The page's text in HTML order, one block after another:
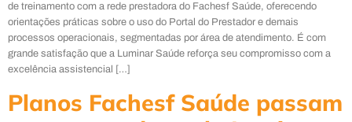
de treinamento com a rede prestadora do Fachesf Saúde, oferecendo
orientações práticas sobre o uso do Portal do Prestador e demais
processos operacionais, segmentadas por área de atendimento. É com
grande satisfação que a Luminar Saúde reforça seu compromisso com a
excelência assistencial […]
Planos Fachesf Saúde passam